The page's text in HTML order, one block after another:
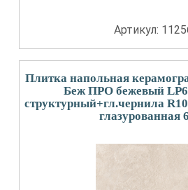
Артикул:
Плитка напольная
Беж ПРО бежевый
структурный+гл.чернила
глазурованная